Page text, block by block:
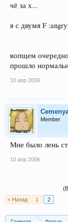
чё за х...
я с двумя F :angry:
вопщем
прошло
10 апр 2006
Member
Мне было лень
10 апр 2006
< Назад
1 2